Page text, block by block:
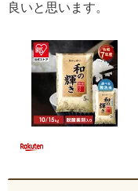
良いと思います。